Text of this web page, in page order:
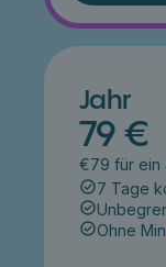
Jahr
79 €
€79 für ein
7 Tage
Ohne